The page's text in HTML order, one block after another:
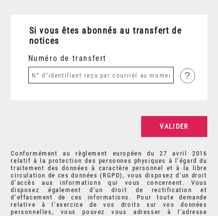
Si vous êtes abonnés au transfert de
notices
Numéro de transfert
?
Conformément au règlement européen du 27 avril 2016
relatif à la protection des personnes physiques à l’égard du
traitement des données à caractère personnel et à la libre
circulation de ces données (RGPD), vous disposez d’un droit
d’accès aux informations qui vous concernent. Vous
disposez également d’un droit de rectification et
d’effacement de ces informations. Pour toute demande
relative à l’exercice de vos droits sur vos données
personnelles, vous pouvez vous adresser à l’adresse